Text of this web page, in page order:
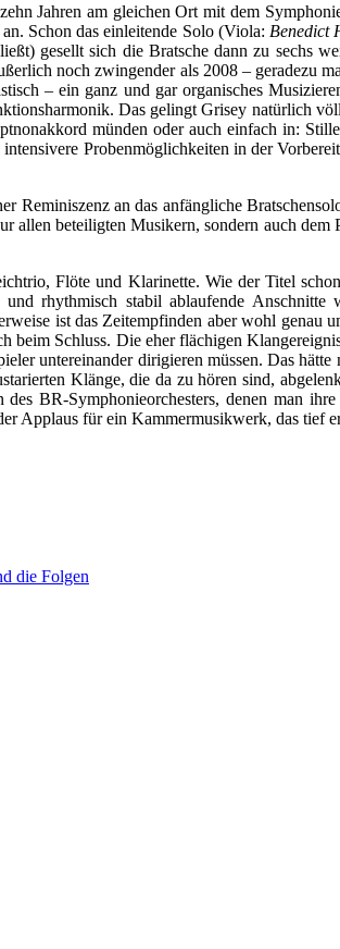
Jahren am gleichen Ort mit dem
Schon das einleitende Solo (Viola: Benedict
gesellt sich die Bratsche dann zu sechs
noch zwingender als 2008 – geradezu
– ein ganz und gar organisches
Das gelingt Grisey natürlich
münden oder auch einfach in:
Probenmöglichkeiten in der
Reminiszenz an das anfängliche
allen beteiligten Musikern, sondern auch
Flöte und Klarinette. Wie der Titel
rhythmisch stabil ablaufende
ist das Zeitempfinden aber wohl
Schluss. Die eher flächigen
untereinander dirigieren müssen. Das
Klänge, die da zu hören sind,
BR-Symphonieorchesters, denen man
Applaus für ein Kammermusikwerk, das tief
die Folgen